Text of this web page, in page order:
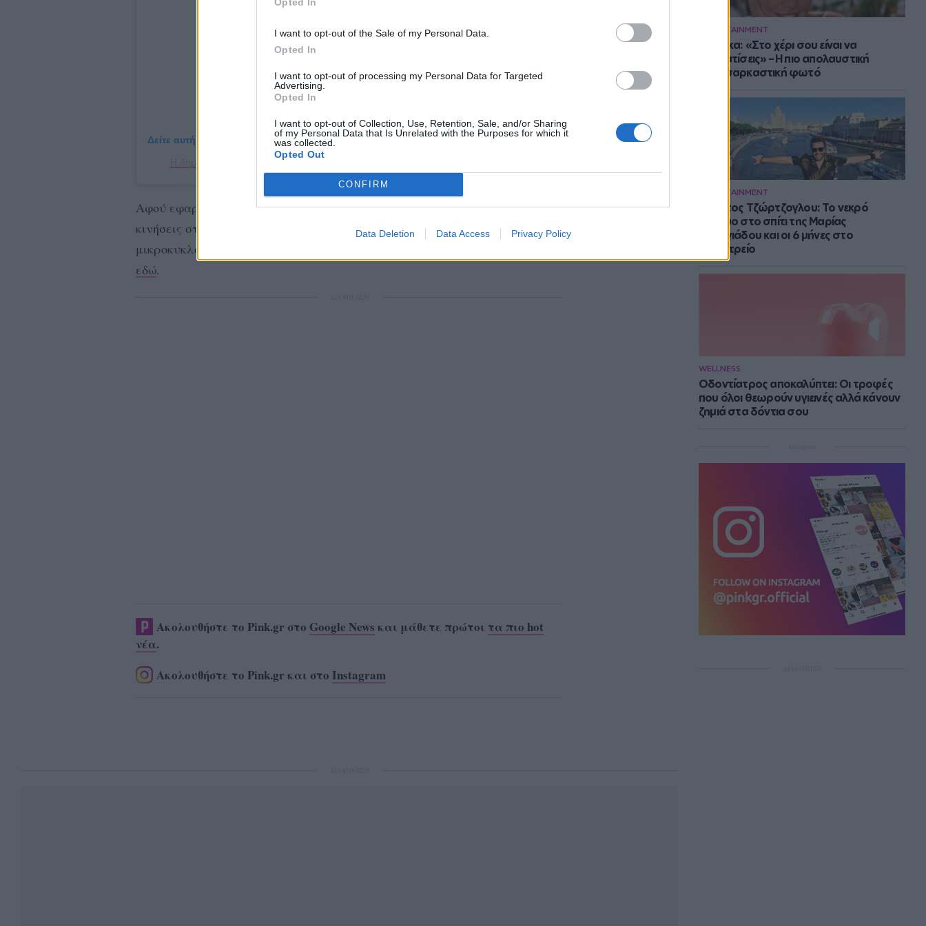
I want to opt-out of the Sale of my Personal Data.
Opted In
I want to opt-out of processing my Personal Data for Targeted
Advertising.
Opted In
I want to opt-out of Collection, Use, Retention, Sale, and/or Sharing
of my Personal Data that Is Unrelated with the Purposes for which it
was collected.
Opted Out
CONFIRM
Data Deletion Data Access Privacy Policy
ENTERTAINMENT
Μπάρκα: «Στο χέρι σου είναι να
αδυνατίσεις» – Η πιο απολαυστική
αυτοσαρκαστική φωτό
ENTERTAINMENT
Στράτος Τζώρτζογλου: Το νεκρό
έμβρυο στο σπίτι της Μαρίας
Γεωργιάδου και οι 6 μήνες στο
ψυχιατρείο
WELLNESS
Οδοντίατρος αποκαλύπτει: Οι τροφές
που όλοι θεωρούν υγιεινές αλλά κάνουν
ζημιά στα δόντια σου
Δείτε αυτή τη δημοσίευση στο Instagram.
Η δημοσίευση κοινοποιήθηκε από το χρήστη Miranda (@mirandakerr)
Αφού εφαρμόσει τον αγαπημένο της ορό ή έλαιο, κάνει μασάζ με ανοδικές
κινήσεις στο πρόσωπό της ώστε να διώξει το πρήξιμο και να αυξήσει τη
μικροκυκλοφορία του αίματος. Δες όλα τα οφέλη που προσφέρει το Gua Sha
εδώ.
Ακολουθήστε το Pink.gr στο Google News και μάθετε πρώτοι τα πιο hot
νέα.
Ακολουθήστε το Pink.gr και στο Instagram